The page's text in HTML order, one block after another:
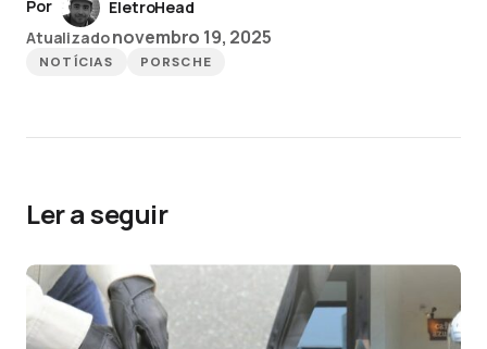
Por
EletroHead
Atualizadonovembro 19, 2025
NOTÍCIAS PORSCHE
Ler a seguir